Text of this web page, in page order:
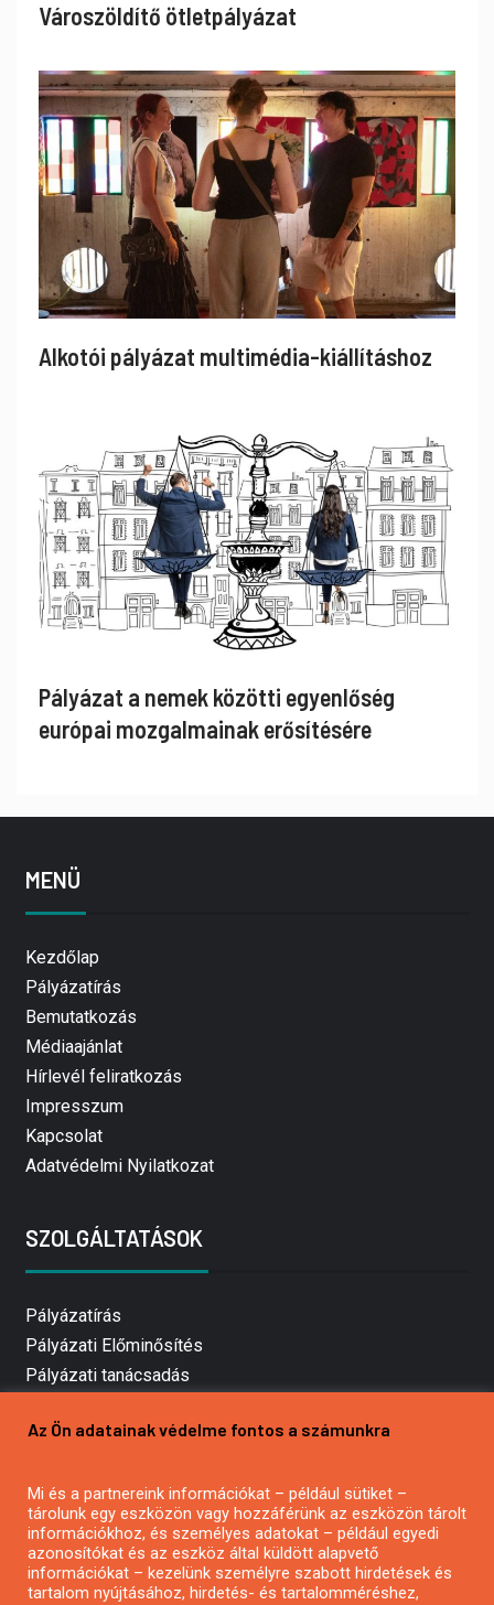
Városzöldítő ötletpályázat
Alkotói pályázat multimédia-kiállításhoz
Pályázat a nemek közötti egyenlőség
európai mozgalmainak erősítésére
MENÜ
Kezdőlap
Pályázatírás
Bemutatkozás
Médiaajánlat
Hírlevél feliratkozás
Impresszum
Kapcsolat
Adatvédelmi Nyilatkozat
SZOLGÁLTATÁSOK
Pályázatírás
Pályázati Előminősítés
Pályázati tanácsadás
Mezőgazdasági pályázatírás
Pályázatírás civil szervezeteknek
Pályázatírás önkormányzatoknak
Pályázatfigyelés
Specifikus pályázatfigyelés vagy hírlevél
Az Ön adatainak védelme fontos a számunkra
Mi és a partnereink információkat – például sütiket –
tárolunk egy eszközön vagy hozzáférünk az eszközön tárolt
információkhoz, és személyes adatokat – például egyedi
azonosítókat és az eszköz által küldött alapvető
információkat – kezelünk személyre szabott hirdetések és
tartalom nyújtásához, hirdetés- és tartalomméréshez,